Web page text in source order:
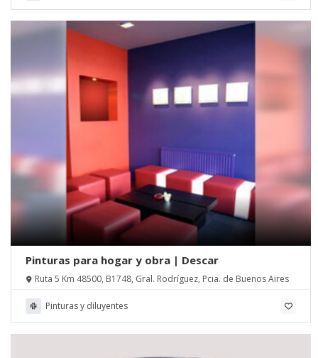
Pinturas para hogar y obra | Descar
Ruta 5 Km 48500, B1748, Gral. Rodríguez, Pcia. de Buenos Aires
Pinturas y diluyentes